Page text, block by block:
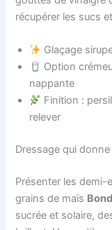
récupérer les sucs
Glaçage
Option
nappante
Finition :
relever
Dressage qui
Présenter les demi-
grains de maïs
sucrée et solaire,